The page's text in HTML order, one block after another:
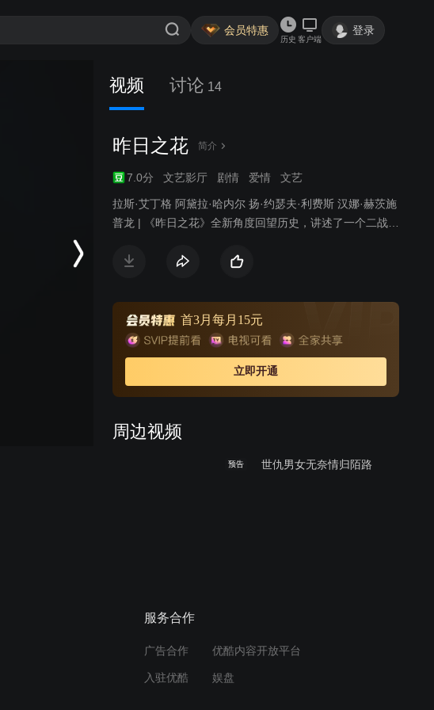
会员特惠
历史 客户端
登录
视频 讨论 14
昨日之花 简介
7.0分 文艺影厅 剧情 爱情 文艺
拉斯·艾丁格 阿黛拉·哈内尔 扬·约瑟夫·利费斯 汉娜·赫茨施
普龙 | 《昨日之花》全新角度回望历史，讲述了一个二战相
中天，但却陷入精神危机中，原来他的祖父曾经是纳粹战
孩发现原来当时害死自己祖母的竟然是学者的祖父，终于
还是不能接受，相爱的两人遗憾分手。5年之后，两人再次
在街头偶遇，女孩已为人母，回望过去，只能彼此祝福。
首3月每月15元
立即开通
周边视频
预告 世仇男女无奈情归陌路
服务合作
广告合作 优酷内容开放平台
入驻优酷 娱盘